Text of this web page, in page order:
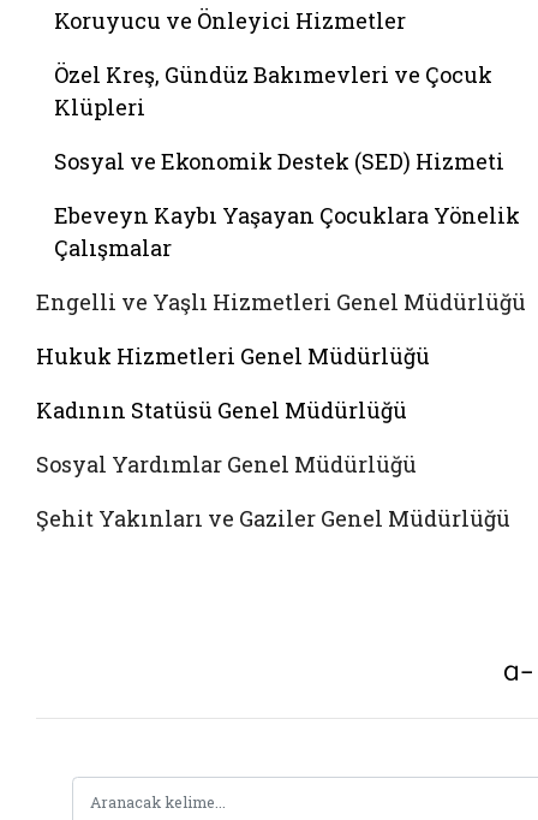
Koruyucu ve Önleyici Hizmetler
Özel Kreş, Gündüz Bakımevleri ve Çocuk
Klüpleri
Sosyal ve Ekonomik Destek (SED) Hizmeti
Ebeveyn Kaybı Yaşayan Çocuklara Yönelik
Çalışmalar
Engelli ve Yaşlı Hizmetleri Genel Müdürlüğü
Hukuk Hizmetleri Genel Müdürlüğü
Kadının Statüsü Genel Müdürlüğü
Sosyal Yardımlar Genel Müdürlüğü
Şehit Yakınları ve Gaziler Genel Müdürlüğü